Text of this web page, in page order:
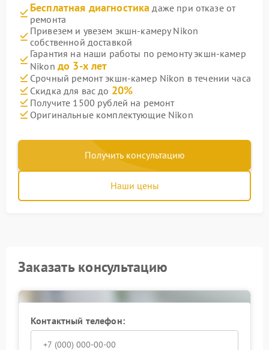
Бесплатная диагностика даже при отказе от
ремонта
Привезем и увезем экшн-камеру Nikon
собственной доставкой
Гарантия на наши работы по ремонту экшн-камер
Nikon до 3-х лет
Срочный ремонт экшн-камер Nikon в течении часа
Скидка для вас до 20%
Получите 1500 рублей на ремонт
Оригинальные комплектующие Nikon
Получить консультацию
Наши цены
Заказать консультацию
Контактный телефон: